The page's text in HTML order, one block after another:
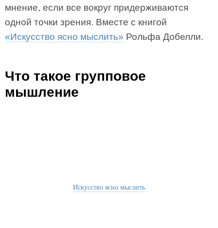
мнение, если все вокруг придерживаются
одной точки зрения. Вместе с книгой
«Искусство ясно мыслить» Рольфа Добелли.
Что такое групповое
мышление
Искусство ясно мыслить